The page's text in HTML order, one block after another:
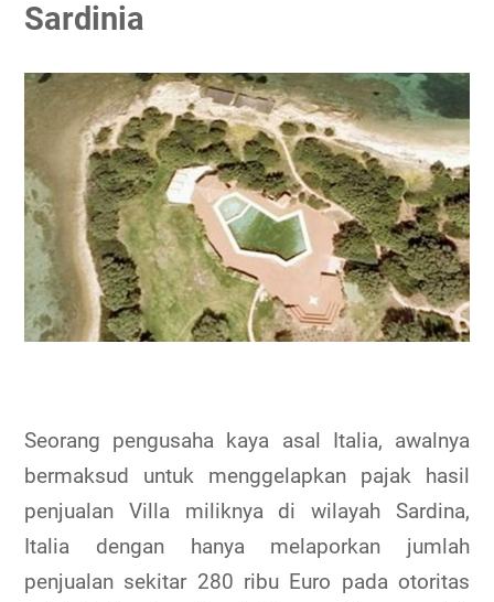
Sardinia
Seorang pengusaha kaya asal Italia, awalnya
bermaksud untuk menggelapkan pajak hasil
penjualan Villa miliknya di wilayah Sardina,
Italia dengan hanya melaporkan jumlah
penjualan sekitar 280 ribu Euro pada otoritas